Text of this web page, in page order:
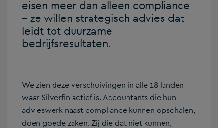
eisen meer dan alleen compliance
– ze willen strategisch advies dat
leidt tot duurzame
bedrijfsresultaten.
We zien deze verschuivingen in alle 18 landen
waar Silverfin actief is. Accountants die hun
advieswerk naast compliance kunnen opschalen,
doen goede zaken. Zij die dat niet kunnen,